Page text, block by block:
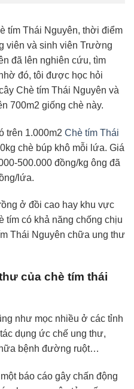
tím Thái Nguyên, thời điểm
viên và sinh viên Trường
đã lên nghiên cứu, tìm
đó, tôi được học hỏi
Chè tím Thái Nguyên và
700m2 giống chè này.
trên 1.000m2 Chè tím Thái
chè búp khô mỗi lứa. Giá
500.000 đồng/kg ông đã
lứa.
ở đồi cao hay khu vực
tím có khả năng chống chịu
Thái Nguyên chữa ung thư
của chè tím thái
như mọc nhiều ở các tỉnh
dụng ức chế ung thư,
bệnh đường ruột…
báo cáo gây chấn động